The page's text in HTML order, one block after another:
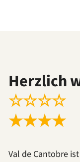
Herzlich
☆☆☆☆
★★★★
Val de Cantobre